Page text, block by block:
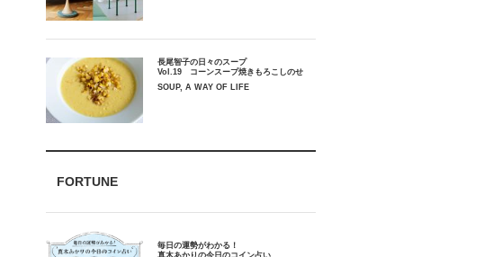
長尾智子の日々のスープ
Vol.19 コーンスープ焼きもろこしのせ
SOUP, A WAY OF LIFE
FORTUNE
毎日の運勢がわかる！